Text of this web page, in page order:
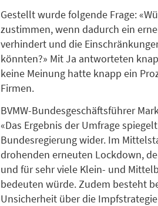
Gestellt wurde folgende Frage:
zustimmen, wenn dadurch ein
verhindert und die
könnten?» Mit Ja antworteten
keine Meinung hatte knapp ein
Firmen.
BVMW-Bundesgeschäftsführer
«Das Ergebnis der Umfrage
Bundesregierung wider. Im
drohenden erneuten Lockdown,
und für sehr viele Klein- und
bedeuten würde. Zudem besteht
Unsicherheit über die